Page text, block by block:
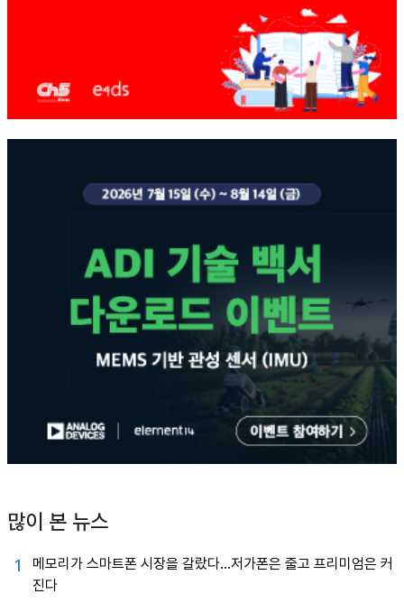
많이 본 뉴스
1
메모리가 스마트폰 시장을 갈랐다…저가폰은 줄고 프리미엄은 커
진다